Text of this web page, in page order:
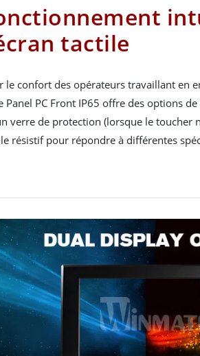
tactile
le confort des opérateurs travaillant en
Panel PC Front IP65 offre des options
verre de protection (lorsque le toucher
résistif pour répondre à différentes